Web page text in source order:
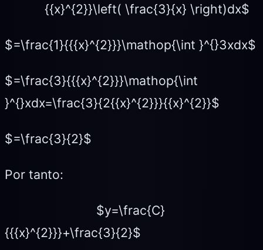
{{x}^{2}}\left( \frac{3}{x} \right)dx$
$=\frac{1}{{{x}^{2}}}\mathop{\int }^{}3xdx$
$=\frac{3}{{{x}^{2}}}\mathop{\int
}^{}xdx=\frac{3}{2{{x}^{2}}}{{x}^{2}}$
$=\frac{3}{2}$
Por tanto:
$y=\frac{C}
{{{x}^{2}}}+\frac{3}{2}$